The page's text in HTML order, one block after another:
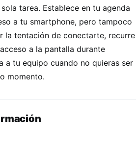
tarea. Establece en tu agenda
a tu smartphone, pero tampoco
la tentación de conectarte, recurre
a la pantalla durante
a tu equipo cuando no quieras ser
momento.